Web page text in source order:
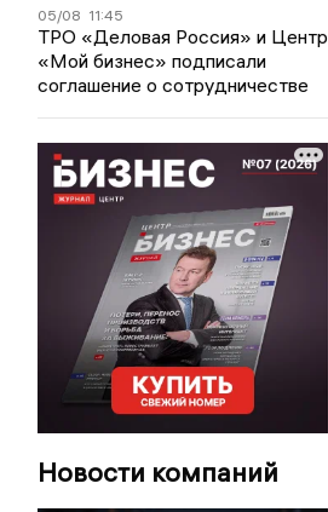
05/08 11:45
ТРО «Деловая Россия» и Центр
«Мой бизнес» подписали
соглашение о сотрудничестве
Новости компаний